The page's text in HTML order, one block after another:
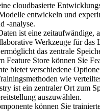
cloudbasierte
entwickeln und
-analyse.
ist eine zeitaufwändige,
Werkzeuge für
das zentrale
Store können Sie
bietet verschiedene
wie
ist ein zentraler Ort zum
auszuwählen.
können Sie